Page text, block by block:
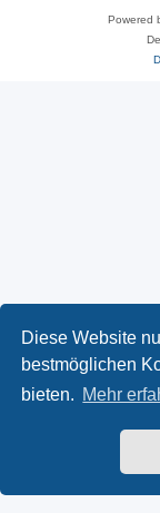
Diese Website
bestmöglichen
bieten. Mehr
Powered